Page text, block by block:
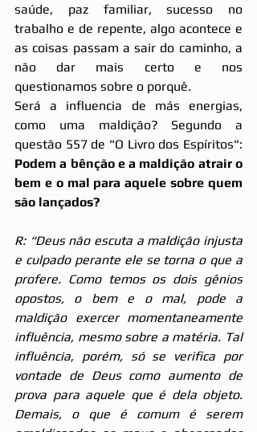
saúde, paz familiar, sucesso no
trabalho e de repente, algo acontece e
as coisas passam a sair do caminho, a
não dar mais certo e nos
questionamos sobre o porquê.
Será a influencia de más energias,
como uma maldição? Segundo a
questão 557 de "O Livro dos Espíritos":
Podem a bênção e a maldição atrair o
bem e o mal para aquele sobre quem
são lançados?
R: “Deus não escuta a maldição injusta
e culpado perante ele se torna o que a
profere. Como temos os dois gênios
opostos, o bem e o mal, pode a
maldição exercer momentaneamente
influência, mesmo sobre a matéria. Tal
influência, porém, só se verifica por
vontade de Deus como aumento de
prova para aquele que é dela objeto.
Demais, o que é comum é serem